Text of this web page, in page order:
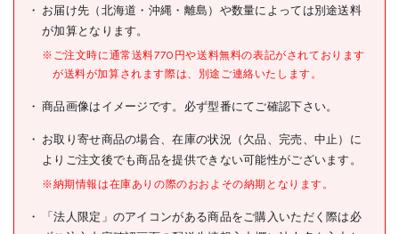
JANコード
仕様
●全長(mm):600
●刃幅(mm):100
●刃厚(mm):0.5
●刃厚:0.5mm
●刃厚:0.5mm
材質/仕上
●グリップ:エラストマー樹脂
●ブレート:SK120
お届け先（北海道・沖縄・離島）や数量によっては別途送料
が加算となります。
※ご注文時に通常送料770円や送料無料の表記がされております
が送料が加算されます際は、別途ご連絡いたします。
商品画像はイメージです。必ず型番にてご確認下さい。
お取り寄せ商品の場合、在庫の状況（欠品、完売、中止）に
よりご注文後でも商品を提供できない可能性がございます。
※納期情報は在庫ありの際のおおよその納期となります。
「法人限定」のアイコンがある商品をご購入いただく際は必